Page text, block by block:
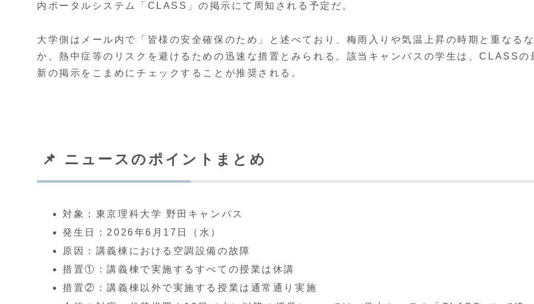
内ポータルシステム「CLASS」の掲示にて周知される予定だ。
大学側はメール内で「皆様の安全確保のため」と述べており、梅雨入りや気温上昇の時期と重なる
か、熱中症等のリスクを避けるための迅速な措置とみられる。該当キャンパスの学生は、CLASSの
新の掲示をこまめにチェックすることが推奨される。
📌 ニュースのポイントまとめ
対象：東京理科大学 野田キャンパス
発生日：2026年6月17日（水）
原因：講義棟における空調設備の故障
措置①：講義棟で実施するすべての授業は休講
措置②：講義棟以外で実施する授業は通常通り実施